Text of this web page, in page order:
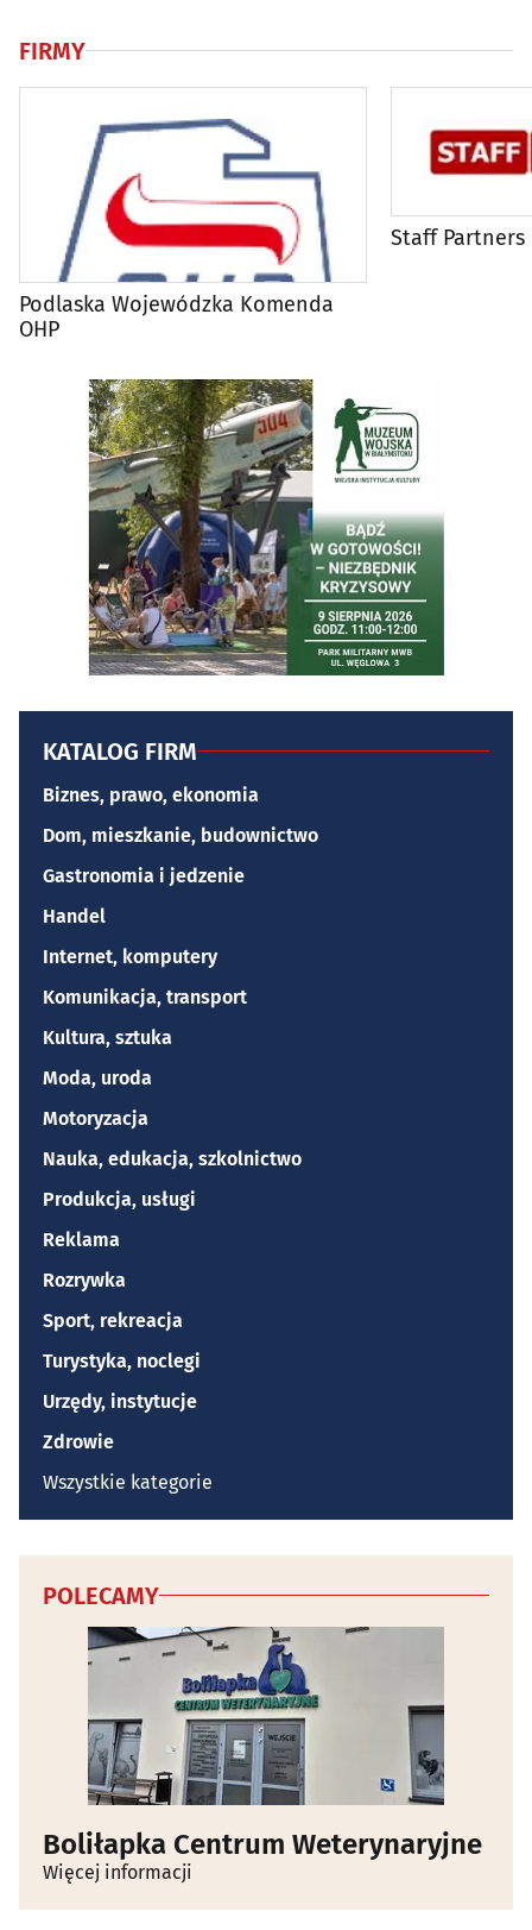
FIRMY
Podlaska Wojewódzka Komenda
OHP
Staff Partners
KATALOG FIRM
Biznes, prawo, ekonomia
Dom, mieszkanie, budownictwo
Gastronomia i jedzenie
Handel
Internet, komputery
Komunikacja, transport
Kultura, sztuka
Moda, uroda
Motoryzacja
Nauka, edukacja, szkolnictwo
Produkcja, usługi
Reklama
Rozrywka
Sport, rekreacja
Turystyka, noclegi
Urzędy, instytucje
Zdrowie
Wszystkie kategorie
POLECAMY
Boliłapka Centrum Weterynaryjne
Więcej informacji